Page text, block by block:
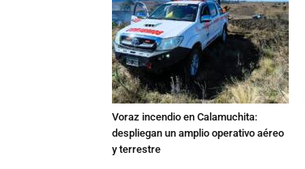
Voraz incendio en Calamuchita:
despliegan un amplio operativo aéreo
y terrestre